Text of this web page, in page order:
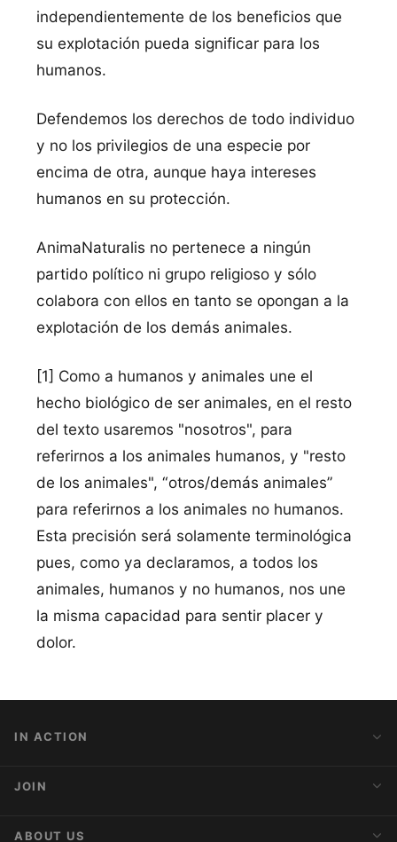
independientemente de los beneficios que
su explotación pueda significar para los
humanos.
Defendemos los derechos de todo individuo
y no los privilegios de una especie por
encima de otra, aunque haya intereses
humanos en su protección.
AnimaNaturalis no pertenece a ningún
partido político ni grupo religioso y sólo
colabora con ellos en tanto se opongan a la
explotación de los demás animales.
[1] Como a humanos y animales une el
hecho biológico de ser animales, en el resto
del texto usaremos "nosotros", para
referirnos a los animales humanos, y "resto
de los animales", “otros/demás animales”
para referirnos a los animales no humanos.
Esta precisión será solamente terminológica
pues, como ya declaramos, a todos los
animales, humanos y no humanos, nos une
la misma capacidad para sentir placer y
dolor.
IN ACTION
Action Alerts
JOIN
ABOUT US